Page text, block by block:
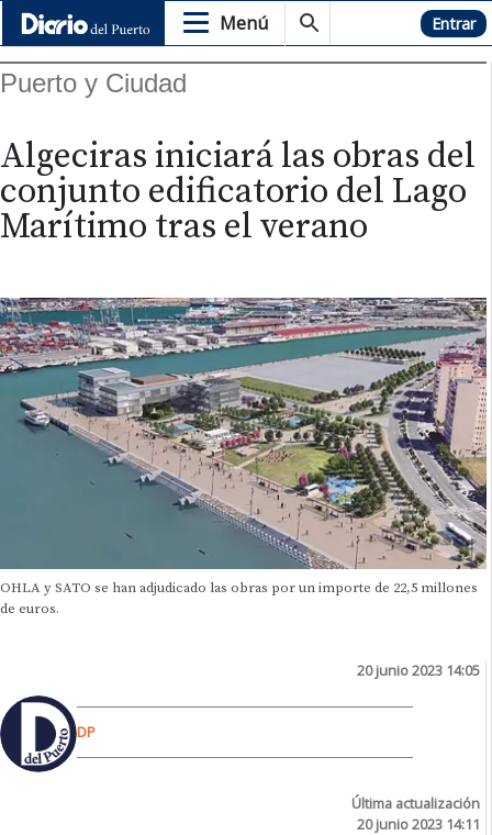
Menú Hemeroteca Entrar
Puerto y Ciudad
Algeciras iniciará las obras del
conjunto edificatorio del Lago
Marítimo tras el verano
OHLA y SATO se han adjudicado las obras por un importe de 22,5 millones
de euros.
20 junio 2023 14:05
DP
Última actualización
20 junio 2023 14:11